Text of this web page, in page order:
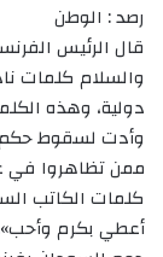
رصد : الوطن
قال الرئيس
والسلام كلمات
دولية، وهذه
وأدت لسقوط حكم
كلمات الكاتب
أعطي بكرم